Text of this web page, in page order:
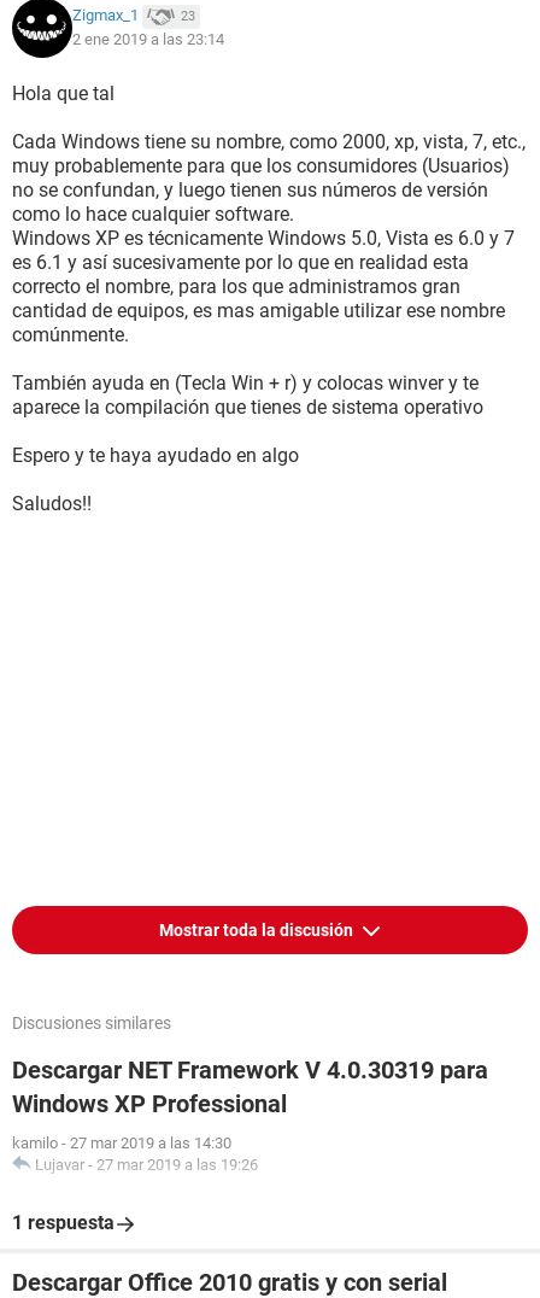
Zigmax_1 23
2 ene 2019 a las 23:14
Hola que tal
Cada Windows tiene su nombre, como 2000, xp, vista, 7, etc.,
muy probablemente para que los consumidores (Usuarios)
no se confundan, y luego tienen sus números de versión
como lo hace cualquier software.
Windows XP es técnicamente Windows 5.0, Vista es 6.0 y 7
es 6.1 y así sucesivamente por lo que en realidad esta
correcto el nombre, para los que administramos gran
cantidad de equipos, es mas amigable utilizar ese nombre
comúnmente.
También ayuda en (Tecla Win + r) y colocas winver y te
aparece la compilación que tienes de sistema operativo
Espero y te haya ayudado en algo
Saludos!!
Mostrar toda la discusión
Discusiones similares
Descargar NET Framework V 4.0.30319 para
Windows XP Professional
kamilo - 27 mar 2019 a las 14:30
Lujavar - 27 mar 2019 a las 19:26
1 respuesta
Descargar Office 2010 gratis y con serial